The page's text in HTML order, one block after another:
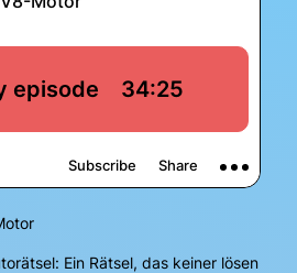
Ein Rätsel, das keiner lösen